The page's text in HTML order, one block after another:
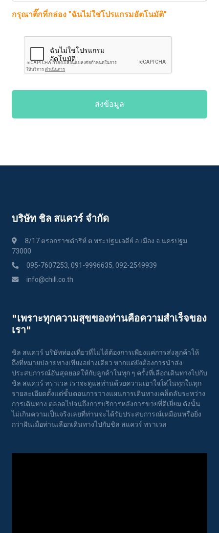
กรุณาติ๊กที่กล่อง "ฉันไม่ใช่โปรแกรมอัตโนมัติ"
ส่งข้อมูล
บริษัท ชิล สแควร์ จำกัด
8/17 ตรอกราชดำริห์ ต.พระปฐมเจดีย์ อ.เมือง จ.นครปฐม
73000
095-7607253, 091-9996635, 092-2549939
info@chill.co.th
"เพราะทุกความสุขของท่านคือความสําเร็จของ
เรา"
ชิล สแควร์ บริษัทท่องเที่ยวที่ไม่ได้ต้องการเพียงแค่การส่งลูกค้าให้
ถึงที่หมายปลายทางเพียงอย่างเดียว หากแต่ยังต้องการนำส่ง
ประสบการณ์อันสุดยอดให้กับลูกค้าในทุก ๆ ครั้งที่เลือกเดินทางไปกับ
ชิล สแควร์ ทราเวล เราจะดูแลท่านด้วยความเอาใจใส่ในทุกในทุก
รายละเอียดตั้งแต่ขั้นตอนการวางแผนการเดินทางเคล็ดลับระหว่าง
การเดินทาง ตลอดไปจนถึงการบริการหลังการขายที่ดีเยี่ยม ดังนั้น
ไม่เกินความเป็นจริงเลยที่ท่านจะได้รับประสบการณ์เหมือนหรือยิ่ง
กว่าฝันเมื่อท่านเลือกเดินทางไปกับชิล สแควร์ ทราเวล